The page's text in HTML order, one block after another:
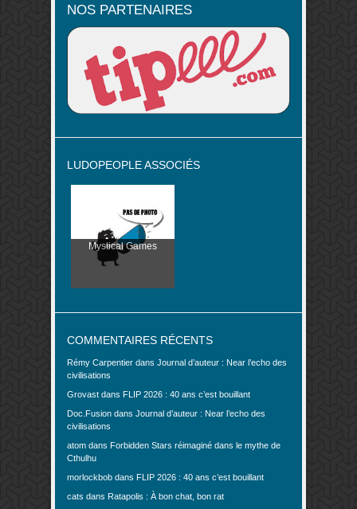
NOS PARTENAIRES
LUDOPEOPLE ASSOCIÉS
Mystical Games
COMMENTAIRES RÉCENTS
Rémy Carpentier dans Journal d’auteur : Near l’echo des
civilisations
Grovast dans FLIP 2026 : 40 ans c’est bouillant
Doc.Fusion dans Journal d’auteur : Near l’echo des
civilisations
atom dans Forbidden Stars réimaginé dans le mythe de
Cthulhu
morlockbob dans FLIP 2026 : 40 ans c’est bouillant
cats dans Ratapolis : À bon chat, bon rat